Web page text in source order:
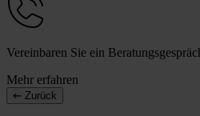
Vereinbaren Sie ein
Mehr erfahren
Zurück